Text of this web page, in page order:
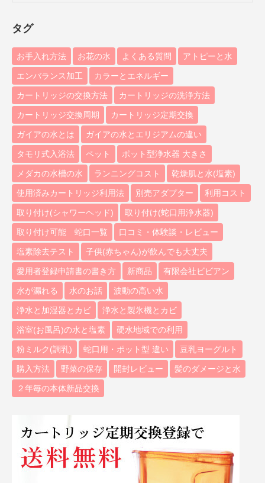
タグ
お手入れ方法 お花の水 よくある質問 アトピーと水
エンバランス加工 カラーとエネルギー
カートリッジの交換方法 カートリッジの洗浄方法
カートリッジ交換周期 カートリッジ定期交換
ガイアの水とは ガイアの水とエリジアムの違い
タモリ式入浴法 ペット ポット型浄水器 大きさ
メダカの水槽の水 ランニングコスト 乾燥肌と水(塩素)
使用済みカートリッジ利用法 別売アダプター 利用コスト
取り付け(シャワーヘッド) 取り付け(蛇口用浄水器)
取り付け可能 蛇口一覧 口コミ・体験談・レビュー
塩素除去テスト 子供(赤ちゃん)が飲んでも大丈夫
愛用者登録申請書の書き方 新商品 有限会社ビビアン
水が漏れる 水のお話 波動の高い水
浄水と加湿器とカビ 浄水と製氷機とカビ
浴室(お風呂)の水と塩素 硬水地域での利用
粉ミルク(調乳) 蛇口用・ポット型 違い 豆乳ヨーグルト
購入方法 野菜の保存 開封レビュー 髪のダメージと水
２年毎の本体新品交換